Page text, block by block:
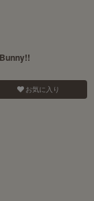
お気に入り